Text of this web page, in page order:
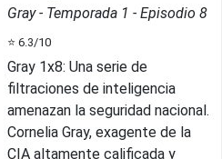
Gray- Temporada 1 - Episodio 8
⭐ 6.3/10
Gray 1x8: Una serie de
filtraciones de inteligencia
amenazan la seguridad nacional.
Cornelia Gray, exagente de la
CIA altamente calificada y